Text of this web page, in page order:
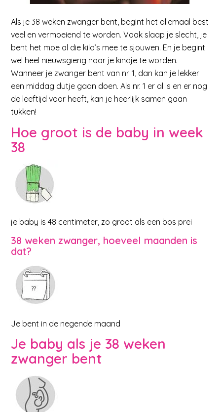
Als je 38 weken zwanger bent, begint het allemaal best
veel en vermoeiend te worden. Vaak slaap je slecht, je
bent het moe al die kilo’s mee te sjouwen. En je begint
wel heel nieuwsgierig naar je kindje te worden.
Wanneer je zwanger bent van nr. 1, dan kan je lekker
een middag dutje gaan doen. Als nr. 1 er al is en er nog
de leeftijd voor heeft, kan je heerlijk samen gaan
tukken!
Hoe groot is de baby in week
38
je baby is 48 centimeter, zo groot als een bos prei
38 weken zwanger, hoeveel maanden is
dat?
Je bent in de negende maand
Je baby als je 38 weken
zwanger bent